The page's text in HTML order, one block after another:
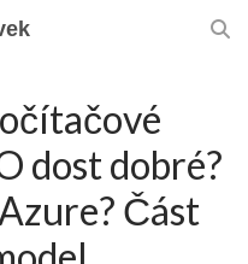
dost dobré?
Část